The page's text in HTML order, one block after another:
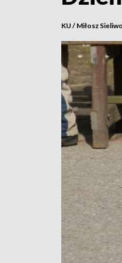
KU / Miłosz